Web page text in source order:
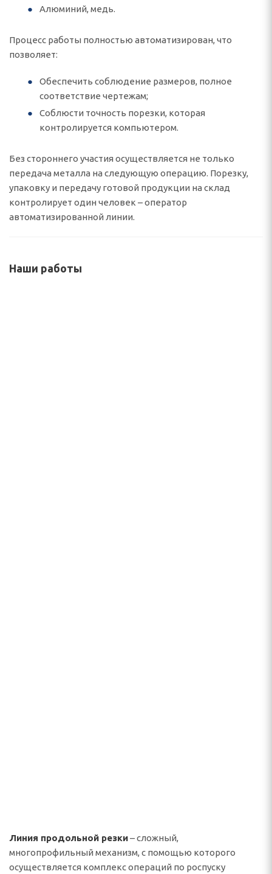
Алюминий, медь.
Процесс работы полностью автоматизирован, что
позволяет:
Обеспечить соблюдение размеров, полное
соответствие чертежам;
Соблюсти точность порезки, которая
контролируется компьютером.
Без стороннего участия осуществляется не только
передача металла на следующую операцию. Порезку,
упаковку и передачу готовой продукции на склад
контролирует один человек – оператор
автоматизированной линии.
Наши работы
Линия продольной резки– сложный,
многопрофильный механизм, с помощью которого
осуществляется комплекс операций по роспуску